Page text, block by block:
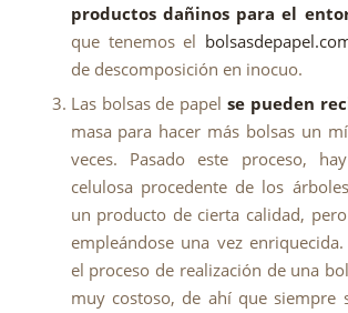
productos dañinos para el
que tenemos el
de descomposición en inocuo.
Las bolsas de papelse pueden
masa para hacer más bolsas un
veces. Pasado este proceso,
celulosa procedente de los
un producto de cierta calidad,
empleándose una vez
el proceso de realización de una
muy costoso, de ahí que siempre